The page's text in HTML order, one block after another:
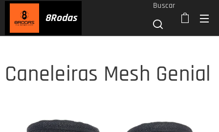
8Rodas
Buscar
Caneleiras Mesh Genial